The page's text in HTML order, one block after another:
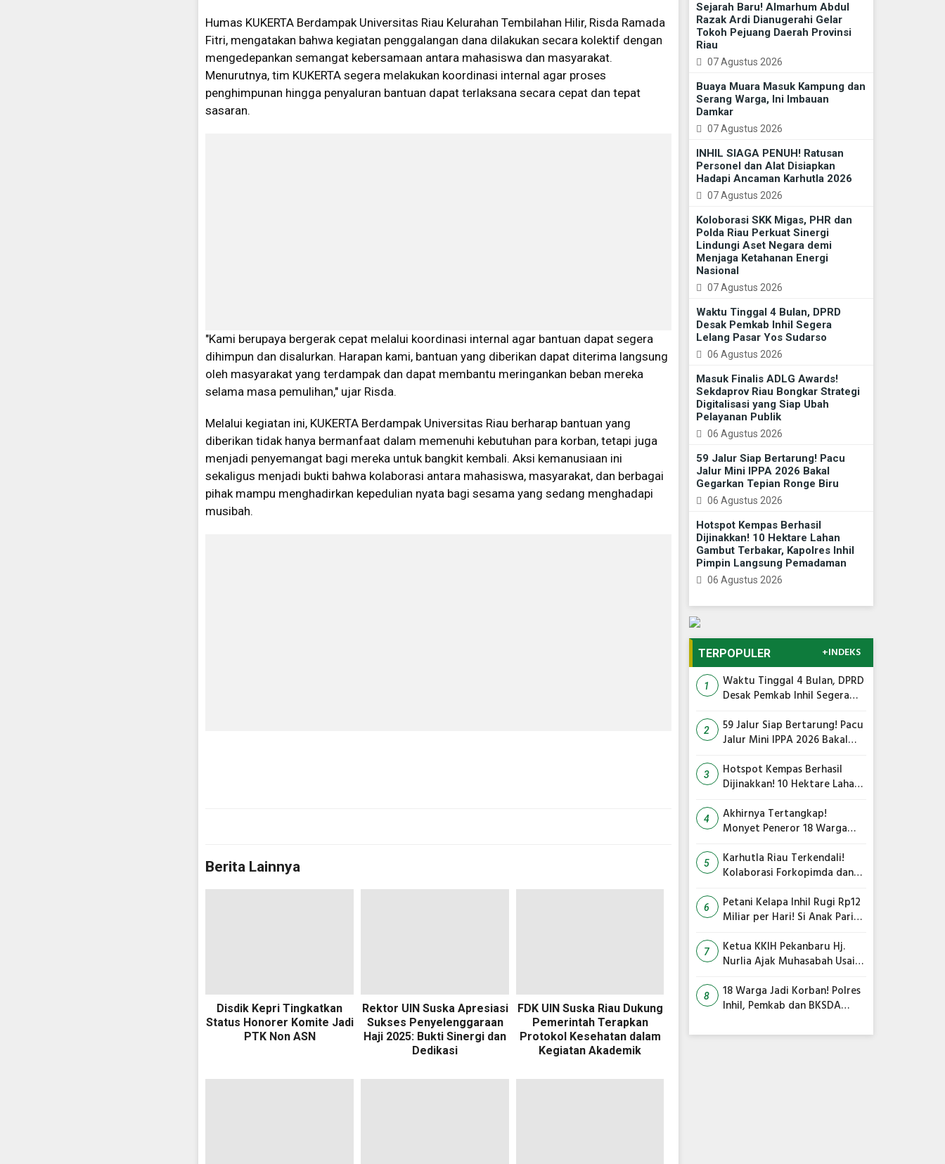
Humas KUKERTA Berdampak Universitas Riau Kelurahan Tembilahan Hilir, Risda Ramada
Fitri, mengatakan bahwa kegiatan penggalangan dana dilakukan secara kolektif dengan
mengedepankan semangat kebersamaan antara mahasiswa dan masyarakat.
Menurutnya, tim KUKERTA segera melakukan koordinasi internal agar proses
penghimpunan hingga penyaluran bantuan dapat terlaksana secara cepat dan tepat
sasaran.
"Kami berupaya bergerak cepat melalui koordinasi internal agar bantuan dapat segera
dihimpun dan disalurkan. Harapan kami, bantuan yang diberikan dapat diterima langsung
oleh masyarakat yang terdampak dan dapat membantu meringankan beban mereka
selama masa pemulihan," ujar Risda.
Melalui kegiatan ini, KUKERTA Berdampak Universitas Riau berharap bantuan yang
diberikan tidak hanya bermanfaat dalam memenuhi kebutuhan para korban, tetapi juga
menjadi penyemangat bagi mereka untuk bangkit kembali. Aksi kemanusiaan ini
sekaligus menjadi bukti bahwa kolaborasi antara mahasiswa, masyarakat, dan berbagai
pihak mampu menghadirkan kepedulian nyata bagi sesama yang sedang menghadapi
musibah.
Berita Lainnya
Disdik Kepri Tingkatkan
Status Honorer Komite Jadi
PTK Non ASN
Rektor UIN Suska Apresiasi
Sukses Penyelenggaraan
Haji 2025: Bukti Sinergi dan
Dedikasi
FDK UIN Suska Riau Dukung
Pemerintah Terapkan
Protokol Kesehatan dalam
Kegiatan Akademik
Sejarah Baru! Almarhum Abdul
Razak Ardi Dianugerahi Gelar
Tokoh Pejuang Daerah Provinsi
Riau
07 Agustus 2026
Buaya Muara Masuk Kampung dan
Serang Warga, Ini Imbauan
Damkar
07 Agustus 2026
INHIL SIAGA PENUH! Ratusan
Personel dan Alat Disiapkan
Hadapi Ancaman Karhutla 2026
07 Agustus 2026
Koloborasi SKK Migas, PHR dan
Polda Riau Perkuat Sinergi
Lindungi Aset Negara demi
Menjaga Ketahanan Energi
Nasional
07 Agustus 2026
Waktu Tinggal 4 Bulan, DPRD
Desak Pemkab Inhil Segera
Lelang Pasar Yos Sudarso
06 Agustus 2026
Masuk Finalis ADLG Awards!
Sekdaprov Riau Bongkar Strategi
Digitalisasi yang Siap Ubah
Pelayanan Publik
06 Agustus 2026
59 Jalur Siap Bertarung! Pacu
Jalur Mini IPPA 2026 Bakal
Gegarkan Tepian Ronge Biru
06 Agustus 2026
Hotspot Kempas Berhasil
Dijinakkan! 10 Hektare Lahan
Gambut Terbakar, Kapolres Inhil
Pimpin Langsung Pemadaman
06 Agustus 2026
TERPOPULER +INDEKS
1
Waktu Tinggal 4 Bulan, DPRD
Desak Pemkab Inhil Segera
2
59 Jalur Siap Bertarung! Pacu
Jalur Mini IPPA 2026 Bakal
3
Hotspot Kempas Berhasil
Dijinakkan! 10 Hektare Lahan
Inhil Pimpin Langsung
Pemadaman
4
Akhirnya Tertangkap!
Monyet Peneror 18 Warga
5
Karhutla Riau Terkendali!
Kolaborasi Forkopimda dan
Utama
6
Petani Kelapa Inhil Rugi Rp12
Miliar per Hari! Si Anak Parit
Terus Anjlok
7
Ketua KKIH Pekanbaru Hj.
Nurlia Ajak Muhasabah Usai
Serangan Monyet di
Tembilahan
8
18 Warga Jadi Korban! Polres
Inhil, Pemkab dan BKSDA
Peneror Tembilahan